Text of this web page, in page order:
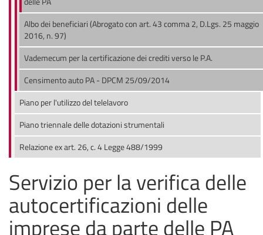
Albo dei beneficiari (Abrogato con art. 43 comma 2, D.Lgs. 25 maggio
2016, n. 97)
Vademecum per la certificazione dei crediti verso le P.A.
Censimento auto PA - DPCM 25/09/2014
Piano per l'utilizzo del telelavoro
Piano triennale delle dotazioni strumentali
Relazione ex art. 26, c. 4 Legge 488/1999
Servizio per la verifica delle
autocertificazioni delle
imprese da parte delle PA